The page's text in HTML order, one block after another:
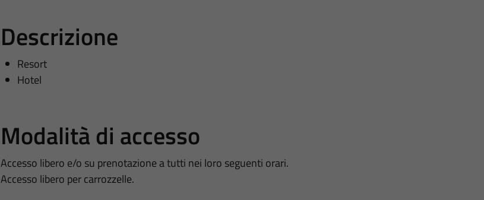
Descrizione
Resort
Hotel
Modalità di accesso
Accesso libero e/o su prenotazione a tutti nei loro seguenti orari.
Accesso libero per carrozzelle.